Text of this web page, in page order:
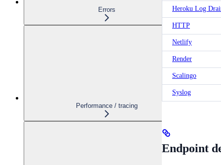
Errors
Performance / tracing
Heroku Log
HTTP
Netlify
Render
Scalingo
Syslog
Endpoint